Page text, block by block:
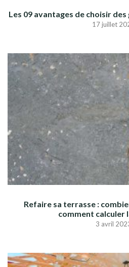
Les 09 avantages de choisir
17 juillet
Refaire sa terrasse :
comment calculer
3 avril